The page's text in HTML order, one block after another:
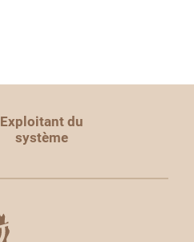
Exploitant du
système